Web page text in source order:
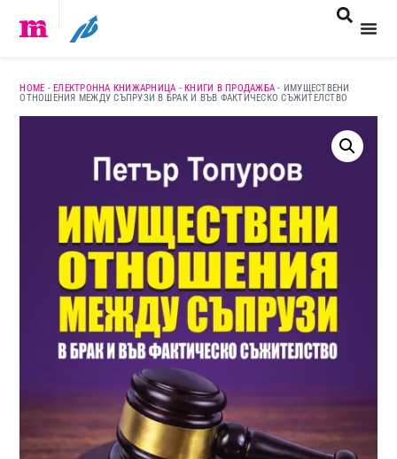
HOME -ЕЛЕКТРОННА КНИЖАРНИЦА -КНИГИ В ПРОДАЖБА - ИМУЩЕСТВЕНИ
ОТНОШЕНИЯ МЕЖДУ СЪПРУЗИ В БРАК И ВЪВ ФАКТИЧЕСКО СЪЖИТЕЛСТВО